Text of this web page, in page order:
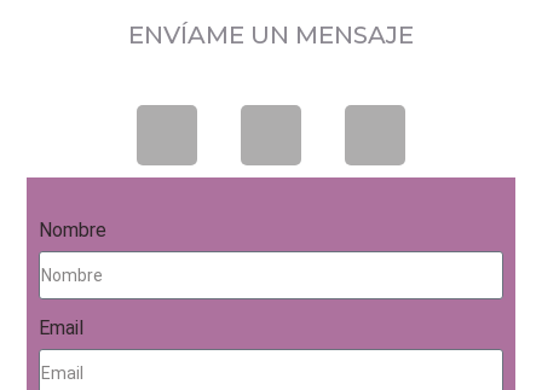
ENVÍAME UN MENSAJE
Nombre
Email